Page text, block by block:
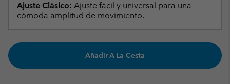
Ajuste Clásico: Ajuste fácil y universal para una
cómoda amplitud de movimiento.
Añadir A La Cesta